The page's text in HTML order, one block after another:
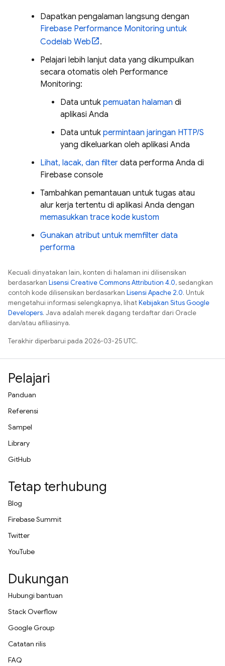
Dapatkan pengalaman langsung dengan
Firebase Performance Monitoring untuk
Codelab Web
.
Pelajari lebih lanjut data yang dikumpulkan
secara otomatis oleh Performance
Monitoring:
Data untuk pemuatan halaman di
aplikasi Anda
Data untuk permintaan jaringan HTTP/S
yang dikeluarkan oleh aplikasi Anda
Lihat, lacak, dan filter data performa Anda di
Firebase console
Tambahkan pemantauan untuk tugas atau
alur kerja tertentu di aplikasi Anda dengan
memasukkan trace kode kustom
Gunakan atribut untuk memfilter data
performa
Kecuali dinyatakan lain, konten di halaman ini dilisensikan
berdasarkan Lisensi Creative Commons Attribution 4.0, sedangkan
contoh kode dilisensikan berdasarkan Lisensi Apache 2.0. Untuk
mengetahui informasi selengkapnya, lihatKebijakan Situs Google
Developers. Java adalah merek dagang terdaftar dari Oracle
dan/atau afiliasinya.
Terakhir diperbarui pada 2026-03-25 UTC.
Pelajari
Panduan
Referensi
Sampel
Library
GitHub
Tetap terhubung
Blog
Firebase Summit
Twitter
YouTube
Dukungan
Hubungi bantuan
Stack Overflow
Google Group
Catatan rilis
FAQ